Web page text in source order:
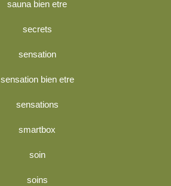
sauna bien etre
secrets
sensation
sensation bien etre
sensations
smartbox
soin
soins